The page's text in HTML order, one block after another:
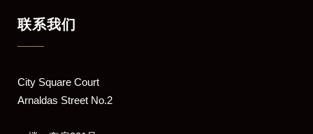
联系我们
​City Square Court
​Arnaldas Street No.2